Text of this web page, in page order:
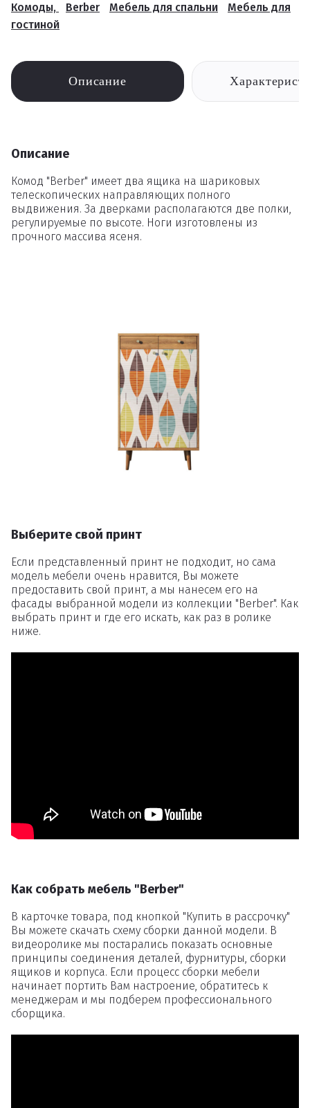
Комоды, Berber Мебель для спальни
Мебель для
гостиной
Описание
Описание
Комод "Berber" имеет два ящика на шариковых
телескопических направляющих полного
выдвижения. За дверками располагаются две полки,
регулируемые по высоте. Ноги изготовлены из
прочного массива ясеня.
Выберите свой принт
Если представленный принт не подходит, но сама
модель мебели очень нравится, Вы можете
предоставить свой принт, а мы нанесем его на
фасады выбранной модели из коллекции "Berber". Как
выбрать принт и где его искать, как раз в ролике
ниже.
Как собрать мебель "Berber"
В карточке товара, под кнопкой "Купить в рассрочку"
Вы можете скачать схему сборки данной модели. В
видеоролике мы постарались показать основные
принципы соединения деталей, фурнитуры, сборки
ящиков и корпуса. Если процесс сборки мебели
начинает портить Вам настроение, обратитесь к
менеджерам и мы подберем профессионального
сборщика.